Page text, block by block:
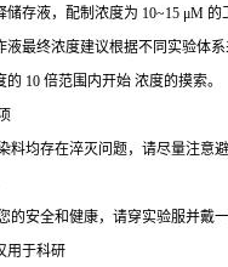
储存液，配制浓度为 10~15 μM 的
液最终浓度建议根据不同实验体
的 10 倍范围内开始 浓度的摸索。
料均存在淬灭问题，请尽量注意
的安全和健康，请穿实验服并戴一
用于科研